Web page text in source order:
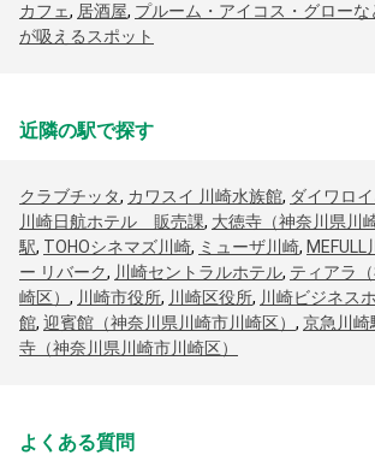
カフェ, 居酒屋, プルーム・アイコス・グローな
が吸えるスポット
近隣の駅で探す
クラブチッタ, カワスイ 川崎水族館, ダイワロ
川崎日航ホテル 販売課, 大徳寺（神奈川県川
駅, TOHOシネマズ川崎, ミューザ川崎, MEFULL
ー リバーク, 川崎セントラルホテル, ティアラ
崎区） , 川崎市役所, 川崎区役所, 川崎ビジネス
館, 迎賓館（神奈川県川崎市川崎区） , 京急川崎
寺（神奈川県川崎市川崎区）
よくある質問